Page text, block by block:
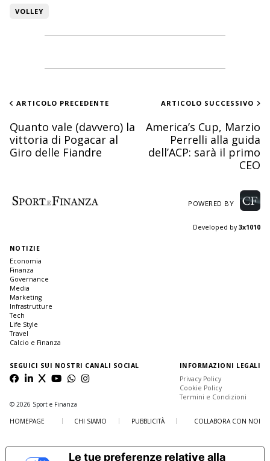
VOLLEY
ARTICOLO PRECEDENTE
Quanto vale (davvero) la
vittoria di Pogacar al
Giro delle Fiandre
ARTICOLO SUCCESSIVO
America’s Cup, Marzio
Perrelli alla guida
dell’ACP: sarà il primo
CEO
POWERED BY
Developed by3x1010
NOTIZIE
Economia
Finanza
Governance
Media
Marketing
Infrastrutture
Tech
Life Style
Travel
Calcio e Finanza
SEGUICI SUI NOSTRI CANALI SOCIAL
INFORMAZIONI LEGALI
Privacy Policy
Cookie Policy
Termini e Condizioni
© 2026 Sport e Finanza
HOMEPAGE
CHI SIAMO PUBBLICITÀ COLLABORA CON NOI
Le tue preferenze relative alla